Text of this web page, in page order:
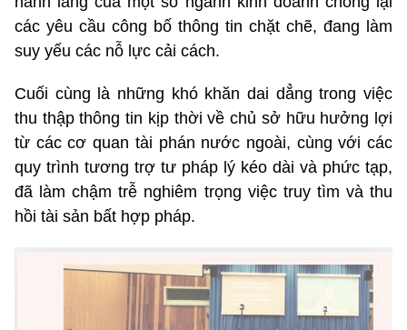
các yêu cầu công bố thông tin chặt chẽ, đang làm
suy yếu các nỗ lực cải cách.
Cuối cùng là những khó khăn dai dẳng trong việc
thu thập thông tin kịp thời về chủ sở hữu hưởng lợi
từ các cơ quan tài phán nước ngoài, cùng với các
quy trình tương trợ tư pháp lý kéo dài và phức tạp,
đã làm chậm trễ nghiêm trọng việc truy tìm và thu
hồi tài sản bất hợp pháp.